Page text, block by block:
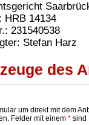
HRB 14134
231540538
Stefan Harz
des
um direkt mit dem
Felder mit einem *sind